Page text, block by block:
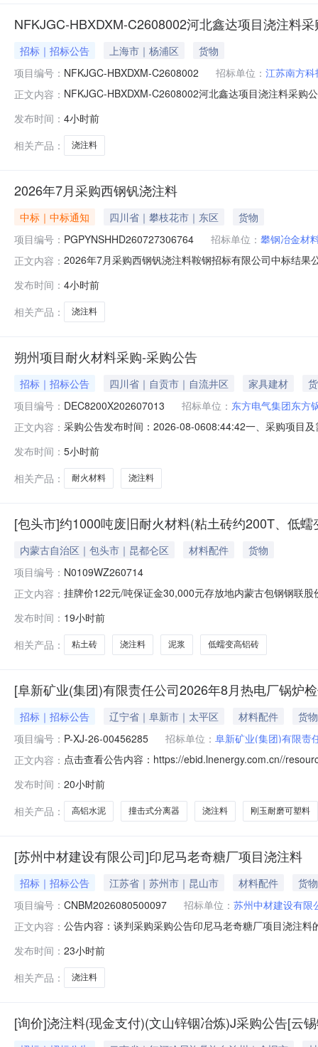
NFKJGC-HBXDXM-C2608002河北鑫达项目浇注料
招标｜招标公告 上海市｜杨浦区
货物
项目编号： NFKJGC-HBXDXM-C2608002 招标单位： 江苏南方
正文内容： NFKJGC-HBXDXM-C2608002河北鑫达项目浇注料采购
目名称：浇注料采购（清单见附件）；2.2交货期：
发布时间： 4小时前
相关产品：
浇注料
2026年7月采购西钢钒浇注料
中标｜中标通知 四川省｜攀枝花市｜东区
货物
项目编号： PGPYNSHHD260727306764 招标单位： 攀钢冶金材
正文内容： 2026年7月采购西钢钒浇注料鞍钢招标有限公司中标结
称：2026年7月采购西钢钒浇注料中标单位：河南裕成
发布时间： 4小时前
相关产品：
浇注料
朔州项目耐火材料采购-采购公告
招标｜招标公告 四川省｜自贡市｜自流井区 家具建材
项目编号： DEC8200X202607013 招标单位： 东方电气集团东方
正文内容： 采购公告发布时间：2026-08-0608:44:42一、采购项目
价方法访问东方电气采购管理平台网址：，登录系统。
发布时间： 5小时前
相关产品：
耐火材料 浇注料
[包头市]约1000吨废旧耐火材料(粘土砖约200T、低
内蒙古自治区｜包头市｜昆都仑区 材料配件
货物
项目编号： N0109WZ260714
正文内容： 挂牌价122元/吨保证金30,000元存放地内蒙古包钢钢联
到意向受让方不延期。资产概况(以实际勘验情况为准，
发布时间： 19小时前
相关产品：
粘土砖 浇注料 泥浆 低蠕变高铝砖
[阜新矿业(集团)有限责任公司2026年8月热电厂锅炉
招标｜招标公告 辽宁省｜阜新市｜太平区 材料配件
货物
项目编号： P-XJ-26-00456285 招标单位： 阜新矿业(集团)有限责
正文内容： 点击查看公告内容：https://ebid.lnenergy.com.cn//
发布时间： 20小时前
相关产品：
高铝水泥 撞击式分离器 浇注料 刚玉耐磨可塑料
[苏州中材建设有限公司]印尼马老奇糖厂项目浇注料
招标｜招标公告 江苏省｜苏州市｜昆山市 材料配件
货物
项目编号： CNBM2026080500097 招标单位： 苏州中材建设有限
正文内容： 公告内容：谈判采购采购公告印尼马老奇糖厂项目浇注
项目浇注料浇注料5、合同履行期限：2年二、申请人的
责人为同
发布时间： 23小时前
相关产品：
浇注料
[询价]浇注料(现金支付)(文山锌铟冶炼)J采购公告[云